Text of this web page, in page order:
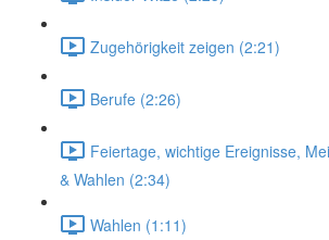
Zugehörigkeit zeigen (2:21)
Berufe (2:26)
Feiertage, wichtige Ereignisse,
& Wahlen (2:34)
Wahlen (1:11)